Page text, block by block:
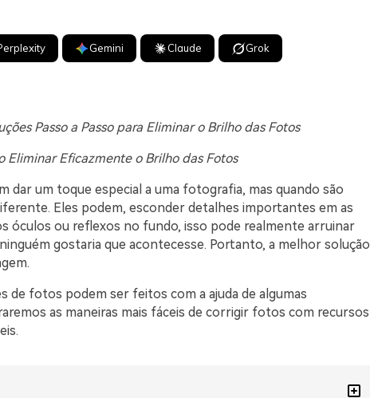
Gemini Claude Grok
Passo a Passo para Eliminar o Brilho das Fotos
Eliminar Eficazmente o Brilho das Fotos
dar um toque especial a uma fotografia, mas quando são
Eles podem, esconder detalhes importantes em as
óculos ou reflexos no fundo, isso pode realmente arruinar
gostaria que acontecesse. Portanto, a melhor solução
de fotos podem ser feitos com a ajuda de algumas
as maneiras mais fáceis de corrigir fotos com recursos